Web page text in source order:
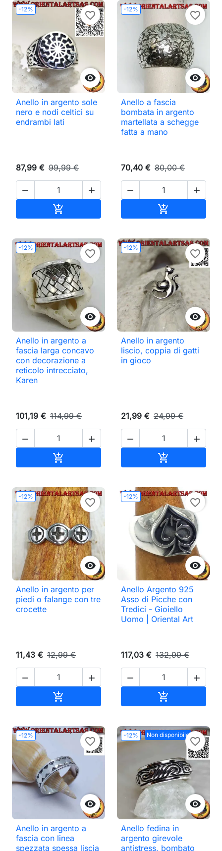
-12%

favorite_border
Anello in argento sole
nero e nodi celtici su
endrambi lati
87,99 € 99,99 €
 

-12%

favorite_border
Anello a fascia
bombata in argento
martellata a schegge
fatta a mano
70,40 € 80,00 €
 

-12%

favorite_border
Anello in argento a
fascia larga concavo
con decorazione a
reticolo intrecciato,
Karen
101,19 € 114,99 €
 

-12%

favorite_border
Anello in argento
liscio, coppia di gatti
in gioco
21,99 € 24,99 €
 

-12%

favorite_border
Anello in argento per
piedi o falange con tre
crocette
11,43 € 12,99 €
 

-12%

favorite_border
Anello Argento 925
Asso di Picche con
Tredici - Gioiello
Uomo | Oriental Art
117,03 € 132,99 €
 

-12%

favorite_border
Anello in argento a
fascia con linea
spezzata spessa liscia
-12% Non disponibile

favorite_border
Anello fedina in
argento girevole
antistress, bombato